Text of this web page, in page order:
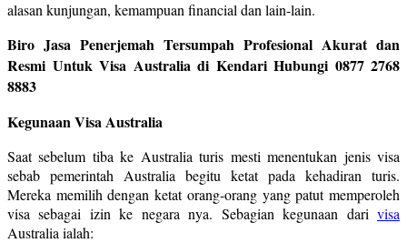
alasan kunjungan, kemampuan financial dan lain-lain.
Biro Jasa Penerjemah Tersumpah Profesional Akurat dan
Resmi Untuk Visa Australia di Kendari Hubungi 0877 2768
8883
Kegunaan Visa Australia
Saat sebelum tiba ke Australia turis mesti menentukan jenis visa
sebab pemerintah Australia begitu ketat pada kehadiran turis.
Mereka memilih dengan ketat orang-orang yang patut memperoleh
visa sebagai izin ke negara nya. Sebagian kegunaan dari visa
Australia ialah: